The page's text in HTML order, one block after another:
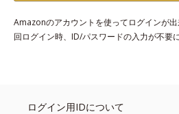
Amazonのアカウントを使ってログインが
回ログイン時、ID/パスワードの入力が不要
ログイン用IDについて